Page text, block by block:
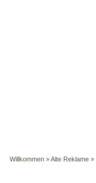
Willkommen »Alte Reklame »